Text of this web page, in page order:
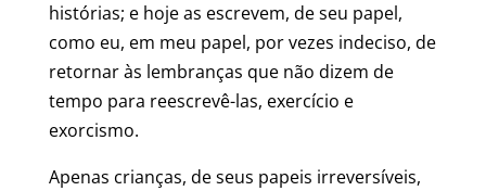
histórias; e hoje as escrevem, de seu papel,
como eu, em meu papel, por vezes indeciso, de
retornar às lembranças que não dizem de
tempo para reescrevê-las, exercício e
exorcismo.
Apenas crianças, de seus papeis irreversíveis,